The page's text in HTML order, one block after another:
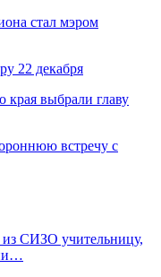
стал мэром
22 декабря
края выбрали главу
встречу с
из СИЗО учительницу,